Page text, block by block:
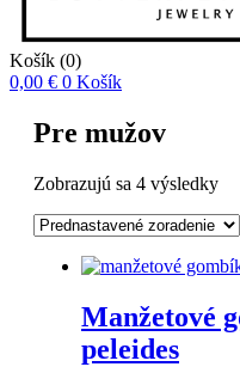
Košík (0)
0,00 € 0 Košík
Pre mužov
Zobrazujú sa 4 výsledky
Manžetové
peleides